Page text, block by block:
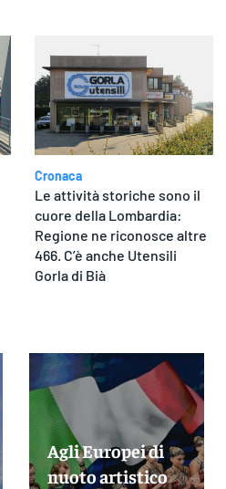
Cronaca
Le attività storiche sono il
cuore della Lombardia:
Regione ne riconosce altre
466. C’è anche Utensili
Gorla di Bià
Agli Europei di
nuoto artistico